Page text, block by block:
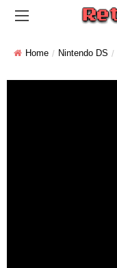
Home Nintendo DS